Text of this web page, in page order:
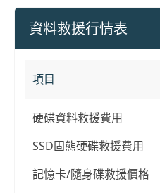
資料救援行情表
項目
硬碟資料救援費用
SSD固態硬碟救援費用
記憶卡/隨身碟救援價格